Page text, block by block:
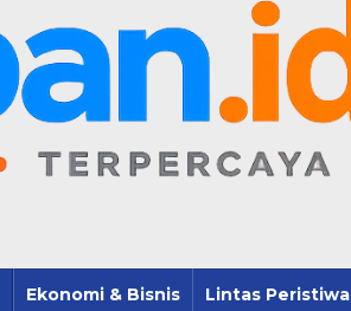
Ekonomi & Bisnis Lintas Peristiwa